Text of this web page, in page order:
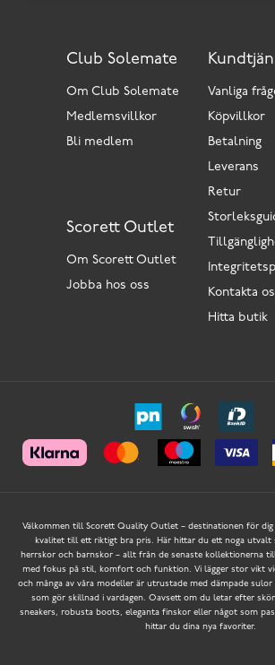
Vanliga
Köpvillkor
Betalning
Leverans
Retur
Kontakta
Hitta butik
Scorett Outlet
Om Scorett Outlet
Jobba hos oss
Club Solemate
Om Club Solemate
Medlemsvillkor
Bli medlem
Välkommen till Scorett Quality Outlet – destinationen för
kvalitet till ett riktigt bra pris. Här hittar du ett noga utvalt
herrskor och barnskor – allt från de senaste kollektionerna
med fokus på stil, komfort och funktion. Vi lägger stor vikt
och många av våra modeller är utrustade med dämpade
som gör skillnad i vardagen. Oavsett om du letar efter
sneakers, robusta boots, eleganta finskor eller något som
hittar du dina nya favoriter.